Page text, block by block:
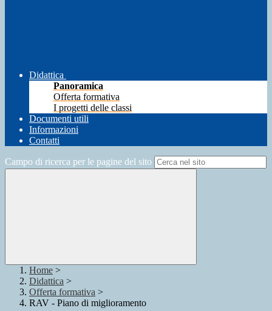
Didattica
Panoramica
Offerta formativa
I progetti delle classi
Documenti utili
Informazioni
Contatti
Campo di ricerca per le pagine del sito
Home >
Didattica >
Offerta formativa >
RAV - Piano di miglioramento